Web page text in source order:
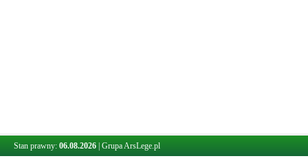
Stan prawny: 06.08.2026 Grupa ArsLege.pl